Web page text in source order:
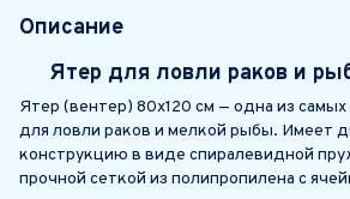
Описание
Ятер для ловли раков и
Ятер (вентер) 80х120 см — одна из
для ловли раков и мелкой рыбы. Имеет
конструкцию в виде спиралевидной
прочной сеткой из полипропилена с